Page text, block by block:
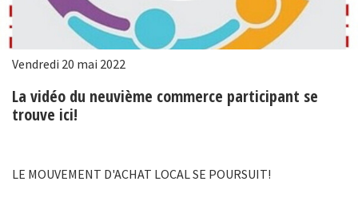
Vendredi 20 mai 2022
La vidéo du neuvième commerce participant se
trouve ici!
LE MOUVEMENT D'ACHAT LOCAL SE POURSUIT!